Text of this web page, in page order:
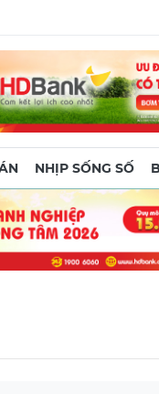
NHỊP SỐNG SỐ